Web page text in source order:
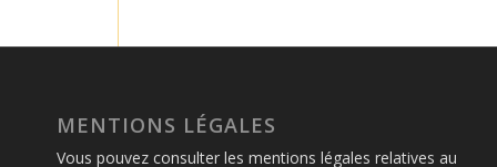
MENTIONS LÉGALES
Vous pouvez consulter les mentions légales relatives au